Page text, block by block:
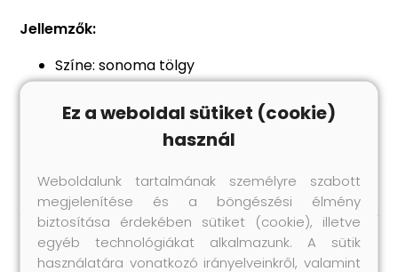
Jellemzők:
Színe: sonoma tölgy
Anyaga: szerelt fa
Mérete: 120 x 34 x 37 cm (Ho x Szé x Ma)
1 ajtóval és 2 rekesszel
Ez a weboldal sütiket (cookie)
használ
Weboldalunk tartalmának személyre szabott
megjelenítése és a böngészési élmény
biztosítása érdekében sütiket (cookie), illetve
egyéb technológiákat alkalmazunk. A sütik
használatára vonatkozó irányelveinkről, valamint